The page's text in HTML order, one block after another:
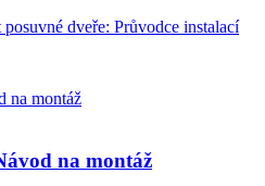
posuvné dveře: Průvodce instalací
na montáž